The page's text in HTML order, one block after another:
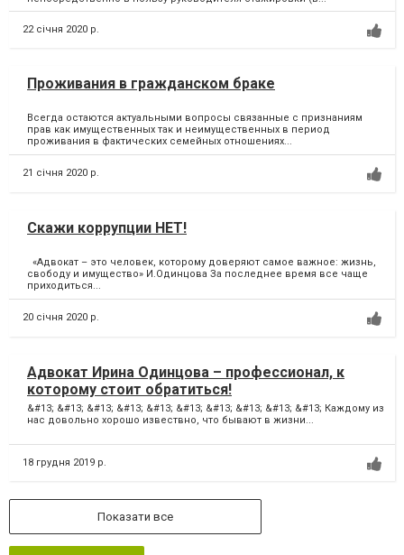
22 січня 2020 р.
Проживания в гражданском браке
Всегда остаются актуальными вопросы связанные с признаниям
прав как имущественных так и неимущественных в период
проживания в фактических семейных отношениях...
21 січня 2020 р.
Скажи коррупции НЕТ!
«Адвокат – это человек, которому доверяют самое важное: жизнь,
свободу и имущество» И.Одинцова За последнее время все чаще
приходиться...
20 січня 2020 р.
Адвокат Ирина Одинцова – профессионал, к
которому стоит обратиться!
&#13; &#13; &#13; &#13; &#13; &#13; &#13; &#13; &#13; &#13; Каждому из
нас довольно хорошо извествно, что бывают в жизни...
18 грудня 2019 р.
Показати все